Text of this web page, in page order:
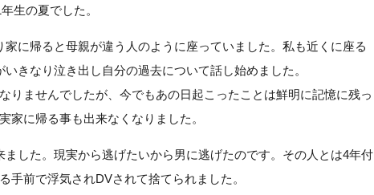
生の夏でした。
に帰ると母親が違う人のように座っていました。私も近くに座る
きなり泣き出し自分の過去について話し始めました。
りませんでしたが、今でもあの日起こったことは鮮明に記憶に残っ
家に帰る事も出来なくなりました。
した。現実から逃げたいから男に逃げたのです。その人とは4年付
手前で浮気されDVされて捨てられました。